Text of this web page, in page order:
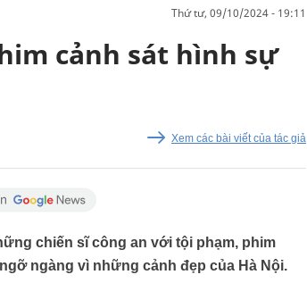
thứ tư, 09/10/2024 - 19:11
cảnh sát hình sự
Xem các bài viết của tác giả
chiến sĩ công an với tội phạm, phim
ngàng vì những cảnh đẹp của Hà Nội.